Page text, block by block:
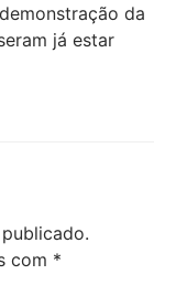
da
já estar
com *